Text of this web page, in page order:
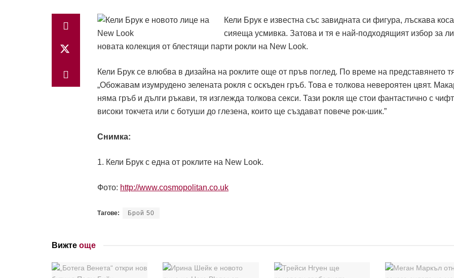
Кели Брук е известна със завидната си фигура, лъскава
сияеща усмивка. Затова и тя е най-подходящият избор за
новата колекция от блестящи парти рокли на New Look.
Кели Брук се влюбва в дизайна на роклите още от пръв поглед. По време на представянето
„Обожавам изумрудено зелената рокля с оскъден гръб. Това е толкова невероятен цвят.
няма гръб и дълги ръкави, тя изглежда толкова секси. Тази рокля ще стои фантастично с чифт
високи токчета или с ботуши до глезена, които ще създават повече рок-шик.”
Снимка:
1. Кели Брук с една от роклите на New Look.
Фото: http://www.cosmopolitan.co.uk
Тагове: Брой 50
Вижте още